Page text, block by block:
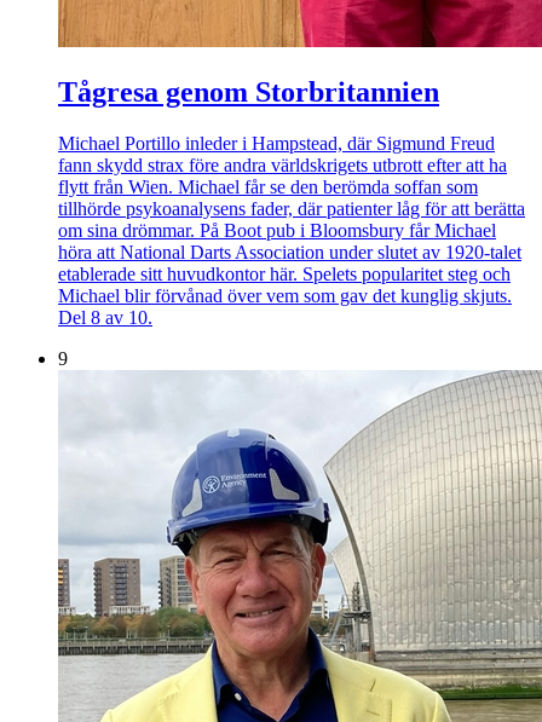
Tågresa genom Storbritannien
Michael Portillo inleder i Hampstead, där Sigmund Freud
fann skydd strax före andra världskrigets utbrott efter att ha
flytt från Wien. Michael får se den berömda soffan som
tillhörde psykoanalysens fader, där patienter låg för att berätta
om sina drömmar. På Boot pub i Bloomsbury får Michael
höra att National Darts Association under slutet av 1920-talet
etablerade sitt huvudkontor här. Spelets popularitet steg och
Michael blir förvånad över vem som gav det kunglig skjuts.
Del 8 av 10.
9